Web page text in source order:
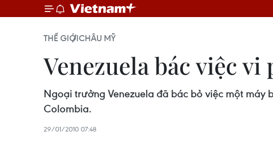
THẾ GIỚICHÂU MỸ
Venezuela bác việc
Ngoại trưởng Venezuela đã bác bỏ việc một
Colombia.
29/01/2010 07:48